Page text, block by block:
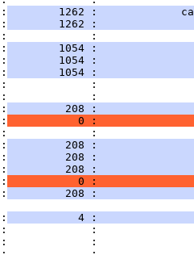
1262 :
]:
1262 :
:
1054 :
1054 :
1054 :
:
:
]:
208 :
0 :
:
208 :
208 :
]:
208 :
0 :
:
208 :
]:
4 :
:
: